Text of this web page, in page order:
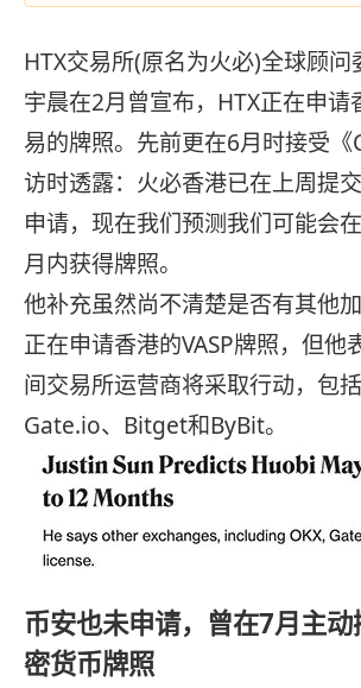
HTX交易所(原名为火必)全球顾
宇晨在2月曾宣布，HTX正在申请
易的牌照。先前更在6月时接受
访时透露：火必香港已在上周提
申请，现在我们预测我们可能会
月内获得牌照。
他补充虽然尚不清楚是否有其他
正在申请香港的VASP牌照，但他
间交易所运营商将采取行动，包括
Gate.io、Bitget和ByBit。
币安也未申请，曾在7月主
密货币牌照